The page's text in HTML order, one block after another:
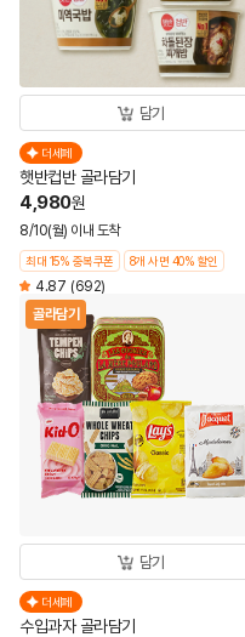
담기
더세페
햇반컵반 골라담기
4,980원
8/10(월) 이내 도착
최대 15% 중복쿠폰 8개 사면 40% 할인
4.87 (692)
골라담기
담기
더세페
수입과자 골라담기